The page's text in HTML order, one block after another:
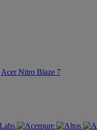
Acer Nitro Blaze 7